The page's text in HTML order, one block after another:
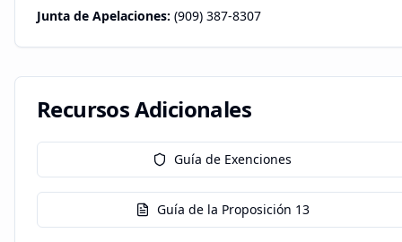
Junta de Apelaciones: (909) 387-8307
Recursos Adicionales
Guía de Exenciones
Guía de la Proposición 13